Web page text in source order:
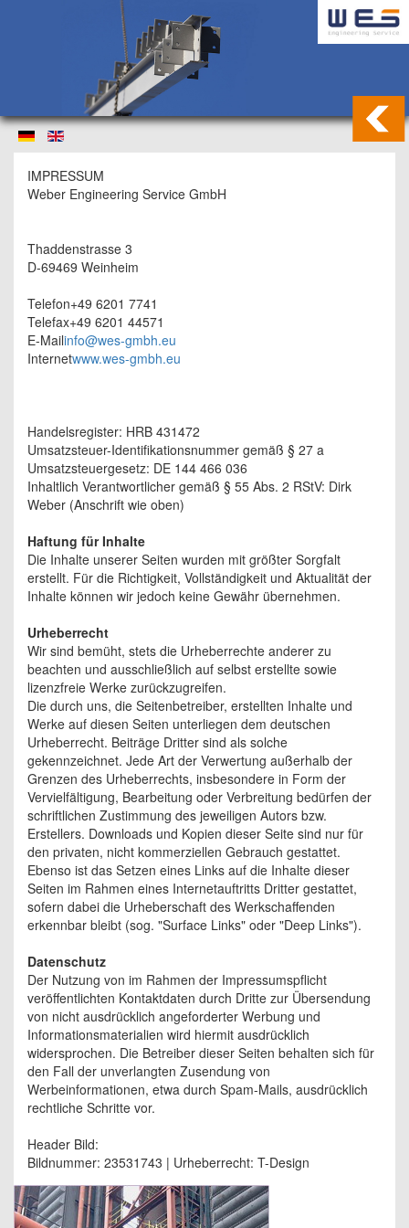
IMPRESSUM
Weber Engineering Service GmbH
Thaddenstrasse 3
D-69469 Weinheim
Telefon+49 6201 7741
Telefax+49 6201 44571
E-Mailinfo@wes-gmbh.eu
Internetwww.wes-gmbh.eu
Handelsregister: HRB 431472
Umsatzsteuer-Identifikationsnummer gemäß § 27 a
Umsatzsteuergesetz: DE 144 466 036
Inhaltlich Verantwortlicher gemäß § 55 Abs. 2 RStV: Dirk
Weber (Anschrift wie oben)
Haftung für Inhalte
Die Inhalte unserer Seiten wurden mit größter Sorgfalt
erstellt. Für die Richtigkeit, Vollständigkeit und Aktualität der
Inhalte können wir jedoch keine Gewähr übernehmen.
Urheberrecht
Wir sind bemüht, stets die Urheberrechte anderer zu
beachten und ausschließlich auf selbst erstellte sowie
lizenzfreie Werke zurückzugreifen.
Die durch uns, die Seitenbetreiber, erstellten Inhalte und
Werke auf diesen Seiten unterliegen dem deutschen
Urheberrecht. Beiträge Dritter sind als solche
gekennzeichnet. Jede Art der Verwertung außerhalb der
Grenzen des Urheberrechts, insbesondere in Form der
Vervielfältigung, Bearbeitung oder Verbreitung bedürfen der
schriftlichen Zustimmung des jeweiligen Autors bzw.
Erstellers. Downloads und Kopien dieser Seite sind nur für
den privaten, nicht kommerziellen Gebrauch gestattet.
Ebenso ist das Setzen eines Links auf die Inhalte dieser
Seiten im Rahmen eines Internetauftritts Dritter gestattet,
sofern dabei die Urheberschaft des Werkschaffenden
erkennbar bleibt (sog. "Surface Links" oder "Deep Links").
Datenschutz
Der Nutzung von im Rahmen der Impressumspflicht
veröffentlichten Kontaktdaten durch Dritte zur Übersendung
von nicht ausdrücklich angeforderter Werbung und
Informationsmaterialien wird hiermit ausdrücklich
widersprochen. Die Betreiber dieser Seiten behalten sich für
den Fall der unverlangten Zusendung von
Werbeinformationen, etwa durch Spam-Mails, ausdrücklich
rechtliche Schritte vor.
Header Bild:
Bildnummer: 23531743 | Urheberrecht: T-Design